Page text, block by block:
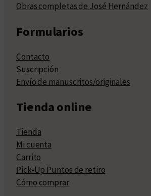
Obras completas de José Hernández
Formularios
Contacto
Suscripción
Envío de manuscritos/originales
Tienda online
Tienda
Mi cuenta
Carrito
Pick-Up Puntos de retiro
Cómo comprar